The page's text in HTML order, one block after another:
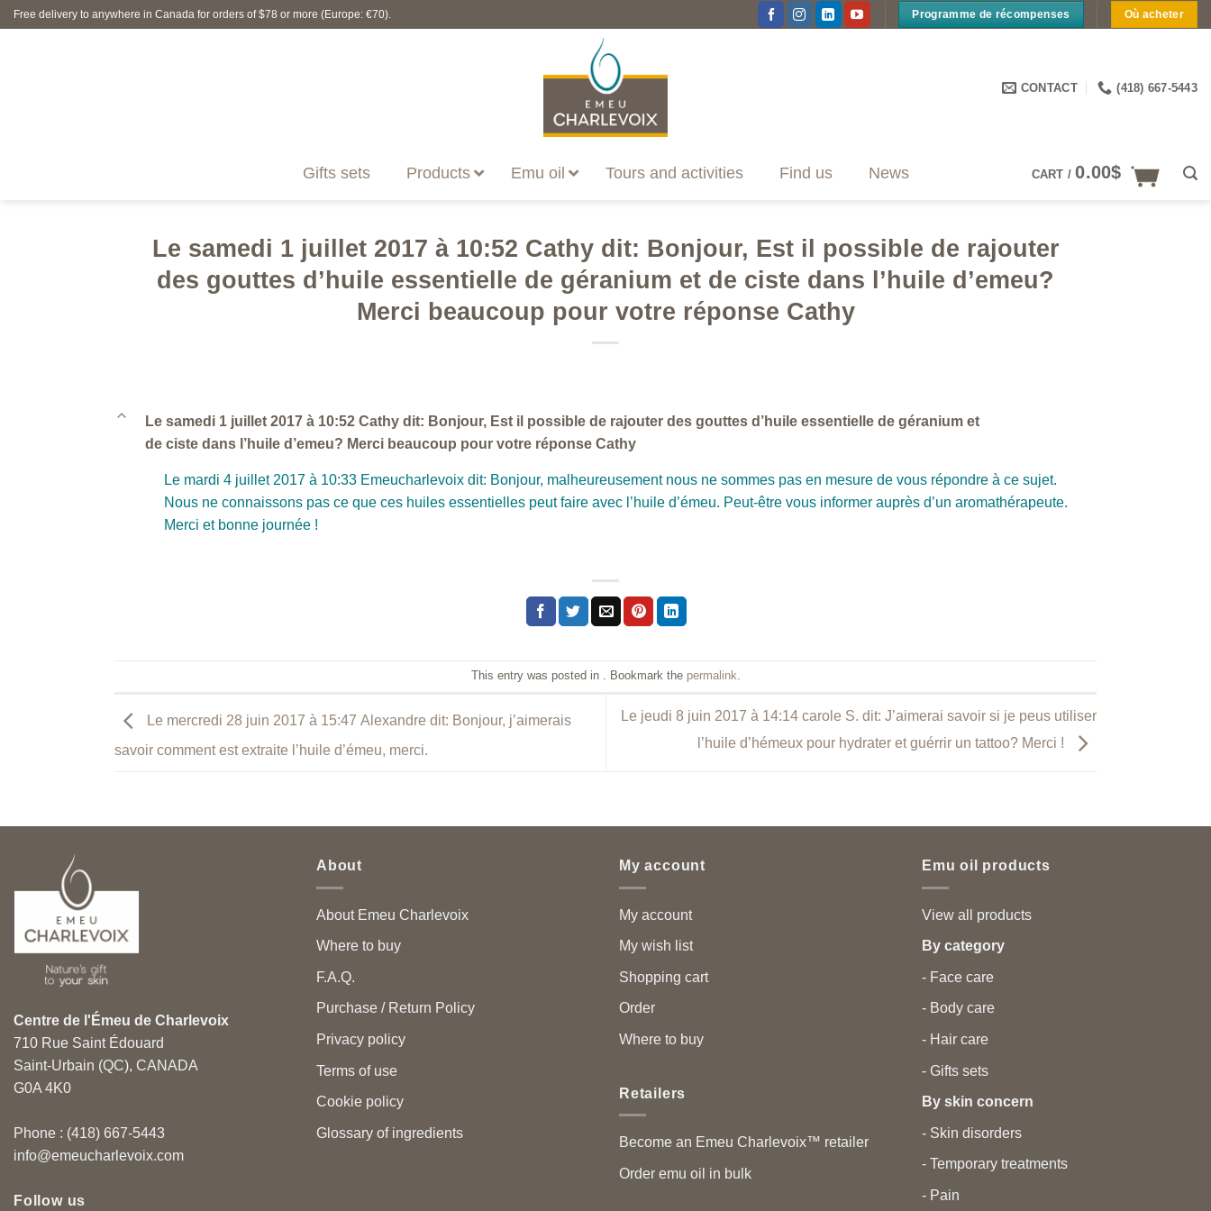
Skip
to
Free delivery to anywhere in Canada for orders of $78 or more (Europe: €70). Programme de récompenses Où acheter
CONTACT (418) 667-5443
Gifts sets Products Emu oil Tours and activities Find us News CART /0.00$
Le samedi 1 juillet 2017 à 10:52 Cathy dit: Bonjour, Est il possible de rajouter
des gouttes d’huile essentielle de géranium et de ciste dans l’huile d’emeu?
Merci beaucoup pour votre réponse Cathy
B
Le samedi 1 juillet 2017 à 10:52 Cathy dit: Bonjour, Est il possible de rajouter des gouttes d’huile essentielle de géranium et
de ciste dans l’huile d’emeu? Merci beaucoup pour votre réponse Cathy
Le mardi 4 juillet 2017 à 10:33 Emeucharlevoix dit: Bonjour, malheureusement nous ne sommes pas en mesure de vous répondre à ce sujet.
Nous ne connaissons pas ce que ces huiles essentielles peut faire avec l’huile d’émeu. Peut-être vous informer auprès d’un aromathérapeute.
Merci et bonne journée !
This entry was posted in . Bookmark the permalink
Le mercredi 28 juin 2017 à 15:47 Alexandre dit: Bonjour, j’aimerais
savoir comment est extraite l’huile d’émeu, merci.
Le jeudi 8 juin 2017 à 14:14 carole S. dit: J’aimerai savoir si je peus utiliser
l’huile d’hémeux pour hydrater et guérrir un tattoo? Merci !
Centre de l'Émeu de Charlevoix
710 Rue Saint Édouard
Saint-Urbain (QC), CANADA
G0A 4K0
Phone : (418) 667-5443
info@emeucharlevoix.com
Follow us
About
About Emeu Charlevoix
Where to buy
F.A.Q.
Purchase / Return Policy
Privacy policy
Terms of use
Cookie policy
Glossary of ingredients
My account
My account
My wish list
Shopping cart
Order
Where to buy
Retailers
Become an Emeu Charlevoix™ retailer
Order emu oil in bulk
Emu oil products
View all products
By category
- Face care
- Body care
- Hair care
- Gifts sets
By skin concern
- Skin disorders
- Temporary treatments
- Pain